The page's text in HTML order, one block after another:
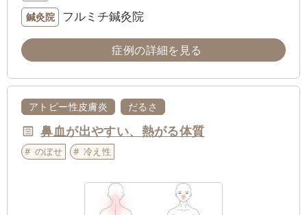
鍼灸院 フルミチ鍼灸院
症例の詳細を見る
アトピー性皮膚炎 だるさ
鼻血が出やすい、熱がる体質
のぼせ 冷え性